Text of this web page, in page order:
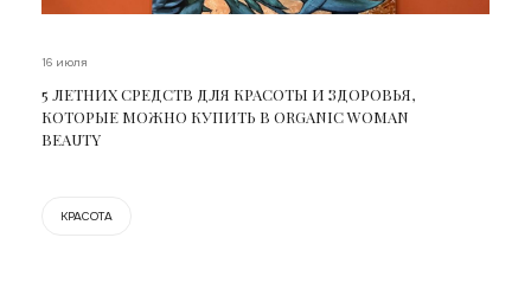
16 июля
5 ЛЕТНИХ СРЕДСТВ ДЛЯ КРАСОТЫ И ЗДОРОВЬЯ,
КОТОРЫЕ МОЖНО КУПИТЬ В ORGANIC WOMAN
BEAUTY
КРАСОТА